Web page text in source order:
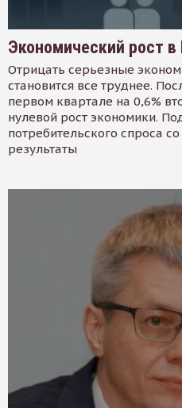
Экономический рост в
Отрицать серьезные
становится все труднее.
первом квартале на 0,6%
нулевой рост экономики.
потребительского спроса
результаты